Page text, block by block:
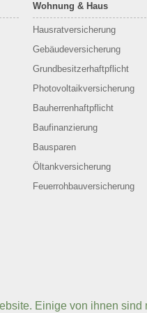
Wohnung & Haus
Hausratversicherung
Gebäudeversicherung
Grundbesitzerhaftpflicht
Photovoltaikversicherung
Bauherrenhaftpflicht
Baufinanzierung
Bausparen
Öltankversicherung
Feuerrohbauversicherung
Einige von ihnen